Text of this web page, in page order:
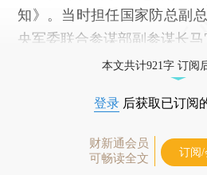
知》。当时担任国家防总副
央军委联合参谋部副参谋长马
本文共计921字 订阅
登录 后获取已订阅
财新通会员
可畅读全文
订阅/